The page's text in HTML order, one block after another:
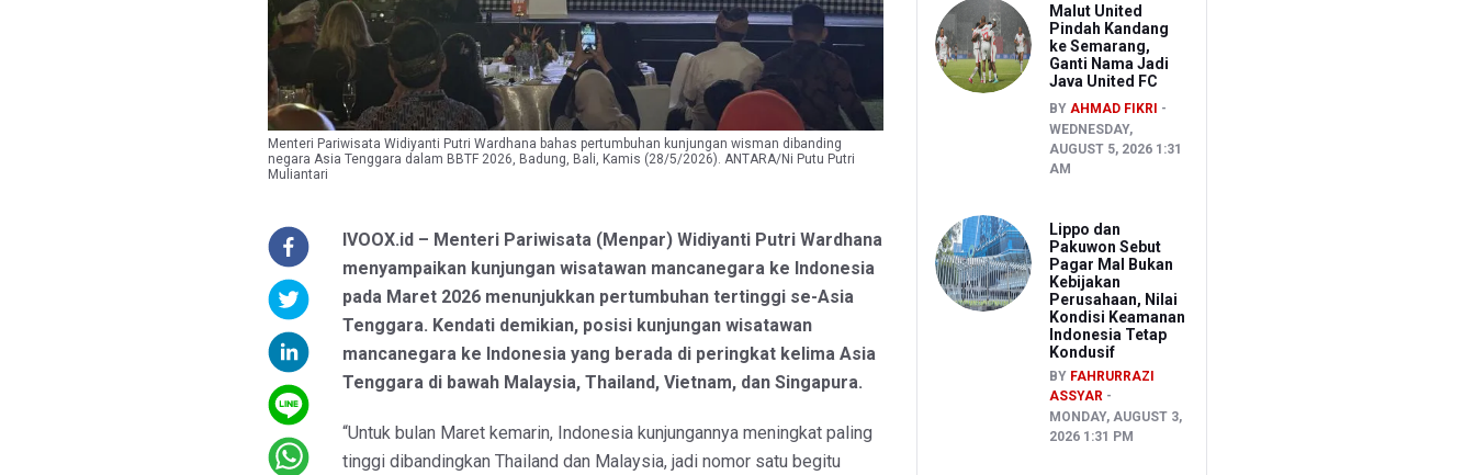
Menteri Pariwisata Widiyanti Putri Wardhana bahas pertumbuhan kunjungan wisman dibanding
negara Asia Tenggara dalam BBTF 2026, Badung, Bali, Kamis (28/5/2026). ANTARA/Ni Putu Putri
Muliantari
IVOOX.id – Menteri Pariwisata (Menpar) Widiyanti Putri Wardhana
menyampaikan kunjungan wisatawan mancanegara ke Indonesia
pada Maret 2026 menunjukkan pertumbuhan tertinggi se-Asia
Tenggara. Kendati demikian, posisi kunjungan wisatawan
mancanegara ke Indonesia yang berada di peringkat kelima Asia
Tenggara di bawah Malaysia, Thailand, Vietnam, dan Singapura.
“Untuk bulan Maret kemarin, Indonesia kunjungannya meningkat paling
tinggi dibandingkan Thailand dan Malaysia, jadi nomor satu begitu
Malut United
Pindah Kandang
ke Semarang,
Ganti Nama Jadi
Java United FC
BY AHMAD FIKRI
WEDNESDAY,
AUGUST 5, 2026 1:31
AM
Lippo dan
Pakuwon Sebut
Pagar Mal Bukan
Kebijakan
Perusahaan, Nilai
Kondisi Keamanan
Indonesia Tetap
Kondusif
BY FAHRURRAZI
ASSYAR
MONDAY, AUGUST 3,
2026 1:31 PM